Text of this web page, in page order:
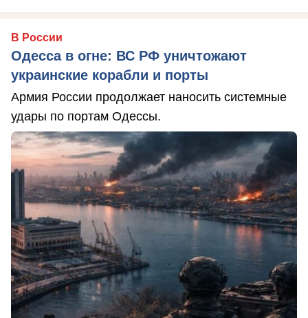
В России
Одесса в огне: ВС РФ уничтожают
украинские корабли и порты
Армия России продолжает наносить системные
удары по портам Одессы.